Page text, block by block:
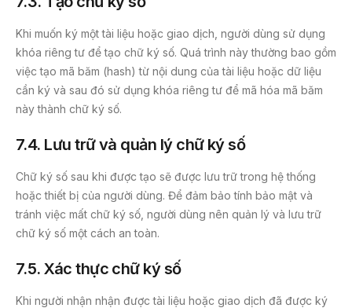
Khi muốn ký một tài liệu hoặc giao dịch, người dùng sử dụng
khóa riêng tư để tạo chữ ký số. Quá trình này thường bao gồm
việc tạo mã băm (hash) từ nội dung của tài liệu hoặc dữ liệu
cần ký và sau đó sử dụng khóa riêng tư để mã hóa mã băm
này thành chữ ký số.
7.4. Lưu trữ và quản lý chữ ký số
Chữ ký số sau khi được tạo sẽ được lưu trữ trong hệ thống
hoặc thiết bị của người dùng. Để đảm bảo tính bảo mật và
tránh việc mất chữ ký số, người dùng nên quản lý và lưu trữ
chữ ký số một cách an toàn.
7.5. Xác thực chữ ký số
Khi người nhận nhận được tài liệu hoặc giao dịch đã được ký